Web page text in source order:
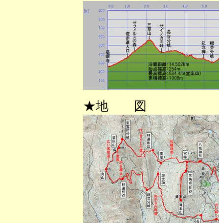
★地 図